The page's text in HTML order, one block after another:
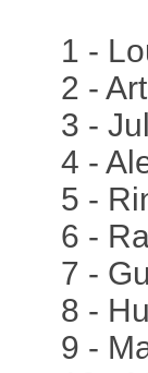
1 -
2 -
3 -
4 -
5 -
6 -
7 -
8 -
9 -